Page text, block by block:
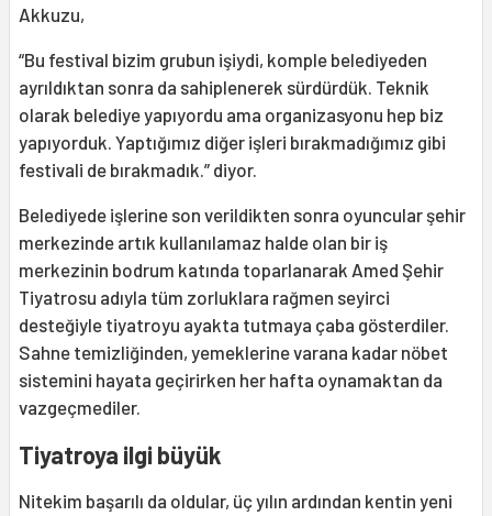
Akkuzu,
“Bu festival bizim grubun işiydi, komple belediyeden
ayrıldıktan sonra da sahiplenerek sürdürdük. Teknik
olarak belediye yapıyordu ama organizasyonu hep biz
yapıyorduk. Yaptığımız diğer işleri bırakmadığımız gibi
festivali de bırakmadık.” diyor.
Belediyede işlerine son verildikten sonra oyuncular şehir
merkezinde artık kullanılamaz halde olan bir iş
merkezinin bodrum katında toparlanarak Amed Şehir
Tiyatrosu adıyla tüm zorluklara rağmen seyirci
desteğiyle tiyatroyu ayakta tutmaya çaba gösterdiler.
Sahne temizliğinden, yemeklerine varana kadar nöbet
sistemini hayata geçirirken her hafta oynamaktan da
vazgeçmediler.
Tiyatroya ilgi büyük
Nitekim başarılı da oldular, üç yılın ardından kentin yeni